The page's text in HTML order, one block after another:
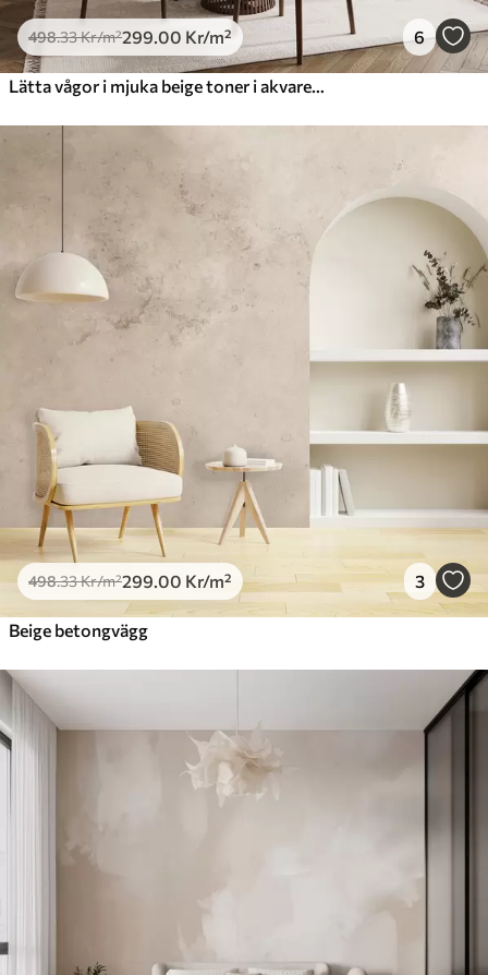
498.33Kr/m²299 .00 Kr/m² 6
498.33Kr/m²299 .00 Kr/m² 3
Beige betongvägg